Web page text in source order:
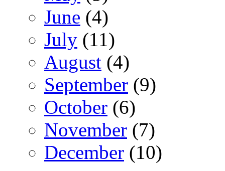
June (4)
July (11)
August (4)
September (9)
October (6)
November (7)
December (10)